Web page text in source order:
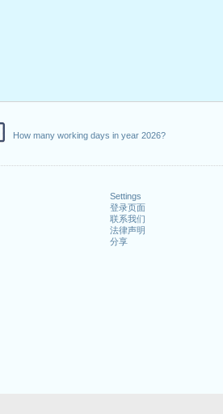
How many working days in year 2026?
Settings
登录页面
联系我们
法律声明
分享